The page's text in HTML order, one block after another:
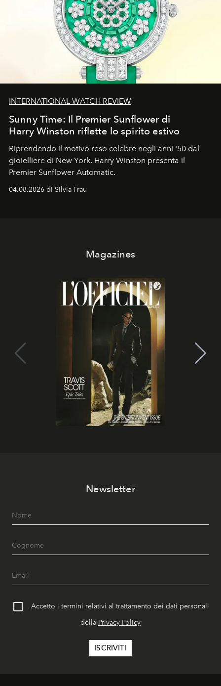
INTERNATIONAL WATCH REVIEW
Sunny Time: Il Premier Sunflower di
Harry Winston riflette lo spirito estivo
Riprendendo il motivo reso celebre negli anni '50 dal
gioielliere di New York, Harry Winston presenta il
Premier Sunflower Automatic.
04.08.2026 di Silvia Frau
Magazines
Newsletter
Accetto i termini relativi al trattamento dei dati personali
della Privacy Policy